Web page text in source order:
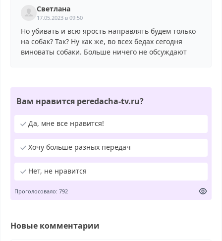
Светлана
17.05.2023 в 09:50
Но убивать и всю ярость направлять будем только
на собак? Так? Ну как же, во всех бедах сегодня
виноваты собаки. Больше ничего не обсуждают
Вам нравится peredacha-tv.ru?
Да, мне все нравится!
Хочу больше разных передач
Нет, не нравится
Проголосовало: 792
Новые комментарии